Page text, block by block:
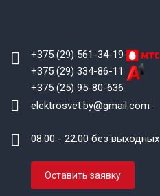
+375 (29) 561-34-19
+375 (29) 334-86-11
+375 (25) 95-80-636
elektrosvet.by@gmail.com
08:00 - 22:00 без выходных
Оставить заявку